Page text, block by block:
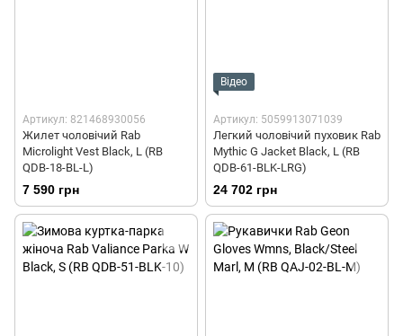
Артикул: 821468930056
Жилет чоловічий Rab
Microlight Vest Black, L (RB
QDB-18-BL-L)
7 590 грн
Відео
Артикул: 5059913071039
Легкий чоловічий пуховик Rab
Mythic G Jacket Black, L (RB
QDB-61-BLK-LRG)
24 702 грн